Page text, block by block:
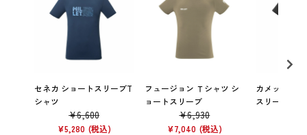
セネカ ショートスリーブT
シャツ
¥6,600
¥5,280
フュージョン Ｔシャツ シ
ョートスリーブ
¥6,930
¥7,040
カメット マ
スリーブ Tシ